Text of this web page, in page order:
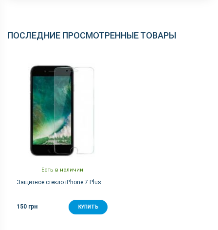
ПОСЛЕДНИЕ ПРОСМОТРЕННЫЕ ТОВАРЫ
Есть в наличии
Защитное стекло iPhone 7 Plus
150 грн КУПИТЬ